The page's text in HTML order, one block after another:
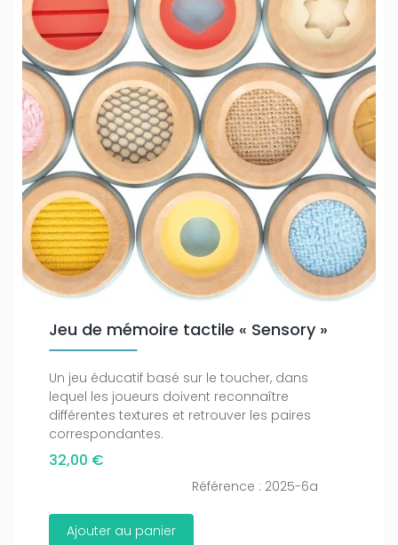
Jeu de mémoire tactile « Sensory »
Un jeu éducatif basé sur le toucher, dans
lequel les joueurs doivent reconnaître
différentes textures et retrouver les paires
correspondantes.
32,00 €
Référence : 2025-6a
Ajouter au panier